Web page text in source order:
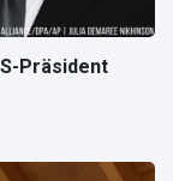
Präsident